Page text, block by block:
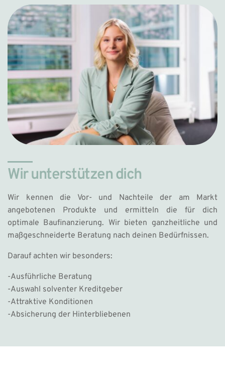
Wir unterstützen dich
Wir kennen die Vor- und Nachteile der am Markt
angebotenen Produkte und ermitteln die für dich
optimale Baufinanzierung. Wir bieten ganzheitliche und
maßgeschneiderte Beratung nach deinen Bedürfnissen.
Darauf achten wir besonders:
-Ausführliche Beratung
-Auswahl solventer Kreditgeber
-Attraktive Konditionen
-Absicherung der Hinterbliebenen